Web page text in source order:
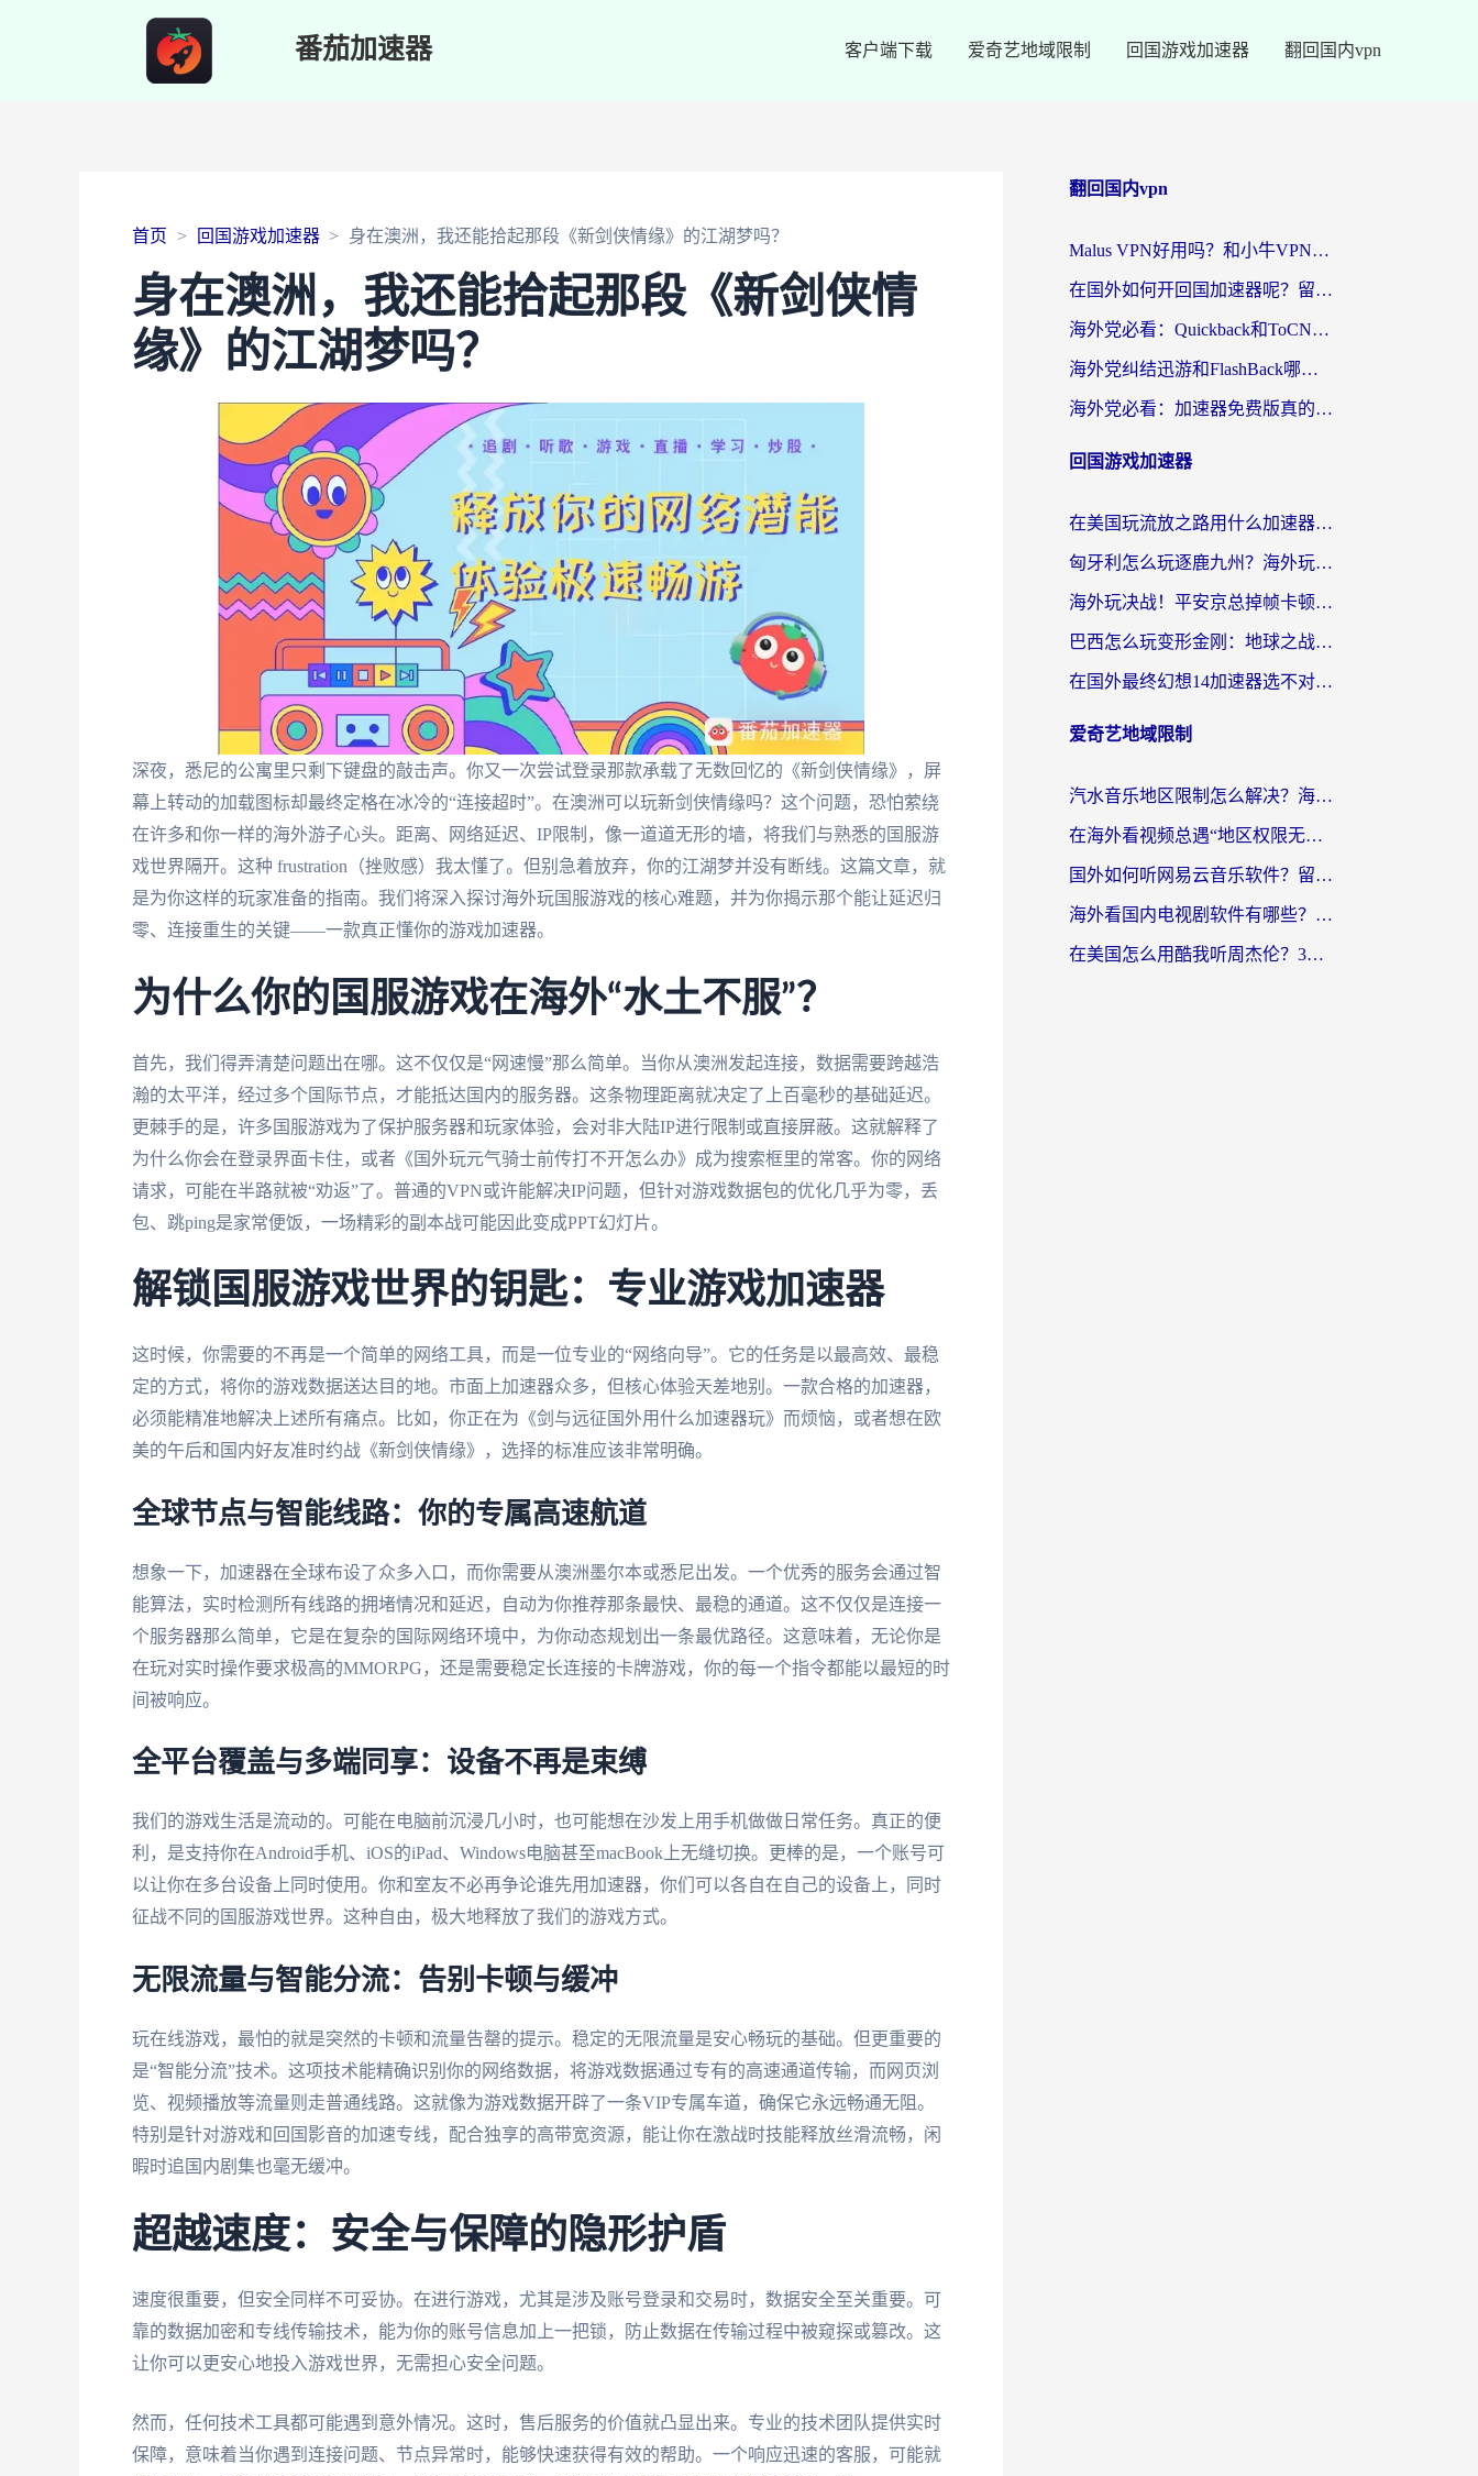
番茄加速器 客户端下载 爱奇艺地域限制 回国游戏加速器 翻回国内vpn
首页 回国游戏加速器 身在澳洲，我还能拾起那段《新剑侠情缘》的江湖梦吗？
身在澳洲，我还能拾起那段《新剑侠情
缘》的江湖梦吗？
深夜，悉尼的公寓里只剩下键盘的敲击声。你又一次尝试登录那款承载了无数回忆的《新剑侠情缘》，屏
幕上转动的加载图标却最终定格在冰冷的“连接超时”。在澳洲可以玩新剑侠情缘吗？这个问题，恐怕萦绕
在许多和你一样的海外游子心头。距离、网络延迟、IP限制，像一道道无形的墙，将我们与熟悉的国服游
戏世界隔开。这种 frustration（挫败感）我太懂了。但别急着放弃，你的江湖梦并没有断线。这篇文章，就
是为你这样的玩家准备的指南。我们将深入探讨海外玩国服游戏的核心难题，并为你揭示那个能让延迟归
零、连接重生的关键——一款真正懂你的游戏加速器。
为什么你的国服游戏在海外“水土不服”？
首先，我们得弄清楚问题出在哪。这不仅仅是“网速慢”那么简单。当你从澳洲发起连接，数据需要跨越浩
瀚的太平洋，经过多个国际节点，才能抵达国内的服务器。这条物理距离就决定了上百毫秒的基础延迟。
更棘手的是，许多国服游戏为了保护服务器和玩家体验，会对非大陆IP进行限制或直接屏蔽。这就解释了
为什么你会在登录界面卡住，或者《国外玩元气骑士前传打不开怎么办》成为搜索框里的常客。你的网络
请求，可能在半路就被“劝返”了。普通的VPN或许能解决IP问题，但针对游戏数据包的优化几乎为零，丢
包、跳ping是家常便饭，一场精彩的副本战可能因此变成PPT幻灯片。
解锁国服游戏世界的钥匙：专业游戏加速器
这时候，你需要的不再是一个简单的网络工具，而是一位专业的“网络向导”。它的任务是以最高效、最稳
定的方式，将你的游戏数据送达目的地。市面上加速器众多，但核心体验天差地别。一款合格的加速器，
必须能精准地解决上述所有痛点。比如，你正在为《剑与远征国外用什么加速器玩》而烦恼，或者想在欧
美的午后和国内好友准时约战《新剑侠情缘》，选择的标准应该非常明确。
全球节点与智能线路：你的专属高速航道
想象一下，加速器在全球布设了众多入口，而你需要从澳洲墨尔本或悉尼出发。一个优秀的服务会通过智
能算法，实时检测所有线路的拥堵情况和延迟，自动为你推荐那条最快、最稳的通道。这不仅仅是连接一
个服务器那么简单，它是在复杂的国际网络环境中，为你动态规划出一条最优路径。这意味着，无论你是
在玩对实时操作要求极高的MMORPG，还是需要稳定长连接的卡牌游戏，你的每一个指令都能以最短的时
间被响应。
全平台覆盖与多端同享：设备不再是束缚
我们的游戏生活是流动的。可能在电脑前沉浸几小时，也可能想在沙发上用手机做做日常任务。真正的便
利，是支持你在Android手机、iOS的iPad、Windows电脑甚至macBook上无缝切换。更棒的是，一个账号可
以让你在多台设备上同时使用。你和室友不必再争论谁先用加速器，你们可以各自在自己的设备上，同时
征战不同的国服游戏世界。这种自由，极大地释放了我们的游戏方式。
无限流量与智能分流：告别卡顿与缓冲
玩在线游戏，最怕的就是突然的卡顿和流量告罄的提示。稳定的无限流量是安心畅玩的基础。但更重要的
是“智能分流”技术。这项技术能精确识别你的网络数据，将游戏数据通过专有的高速通道传输，而网页浏
览、视频播放等流量则走普通线路。这就像为游戏数据开辟了一条VIP专属车道，确保它永远畅通无阻。
特别是针对游戏和回国影音的加速专线，配合独享的高带宽资源，能让你在激战时技能释放丝滑流畅，闲
暇时追国内剧集也毫无缓冲。
超越速度：安全与保障的隐形护盾
速度很重要，但安全同样不可妥协。在进行游戏，尤其是涉及账号登录和交易时，数据安全至关重要。可
靠的数据加密和专线传输技术，能为你的账号信息加上一把锁，防止数据在传输过程中被窥探或篡改。这
让你可以更安心地投入游戏世界，无需担心安全问题。
然而，任何技术工具都可能遇到意外情况。这时，售后服务的价值就凸显出来。专业的技术团队提供实时
保障，意味着当你遇到连接问题、节点异常时，能够快速获得有效的帮助。一个响应迅速的客服，可能就
翻回国内vpn
Malus VPN好用吗？和小牛VPN对比哪个回国效果更好？海外党亲测实用指南
在国外如何开回国加速器呢？留学生亲测的无缝访问国内资源指南
海外党必看：Quickback和ToCN好用吗？3分钟选对回国加速器的实用指南
海外党纠结迅游和FlashBack哪个好？2026实用指南教你选对回国加速器
海外党必看：加速器免费版真的能解决回国访问难题吗？附实用选择指南
回国游戏加速器
在美国玩流放之路用什么加速器？海外党国服游戏不卡顿的终极攻略
匈牙利怎么玩逐鹿九州？海外玩家国服游戏加速器终极指南（附永劫无间荣耀新三国解决方案）
海外玩决战！平安京总掉帧卡顿？用什么加速器比较好？实测指南来了
巴西怎么玩变形金刚：地球之战？海外玩家国服游戏加速终极指南（附新诛仙延迟密室逃脱18解决办法）
在国外最终幻想14加速器选不对？海外玩家的国服游戏加速避坑指南
爱奇艺地域限制
汽水音乐地区限制怎么解决？海外听国内音乐的实用指南来了
在海外看视频总遇“地区权限无法观看”？这篇攻略帮你轻松解锁国内影视动漫
国外如何听网易云音乐软件？留学生亲测有效的回国加速方案
海外看国内电视剧软件有哪些？海外党专属追剧指南来了
在美国怎么用酷我听周杰伦？3步解决海外听歌地域限制，附QQ音乐网易云通用技巧